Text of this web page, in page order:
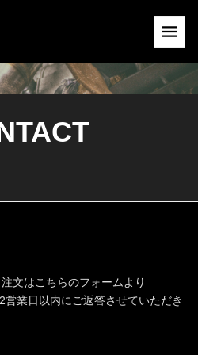
文はこちらのフォームより
営業日以内にご返答させていただき